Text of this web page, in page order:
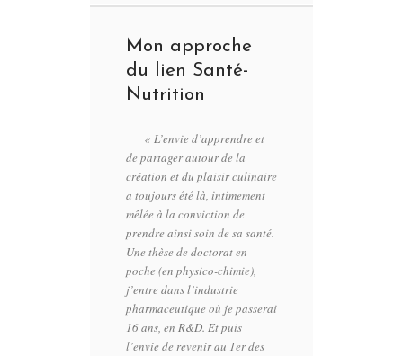
Mon approche
du lien Santé-
Nutrition
« L’envie d’apprendre et
de partager autour de la
création et du plaisir culinaire
a toujours été là, intimement
mêlée à la conviction de
prendre ainsi soin de sa santé.
Une thèse de doctorat en
poche (en physico-chimie),
j’entre dans l’industrie
pharmaceutique où je passerai
16 ans, en R&D. Et puis
l’envie de revenir au 1er des